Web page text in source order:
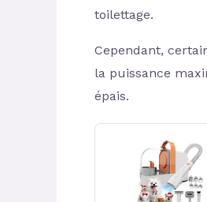
toilettage.
Cependant,
la puissance
épais.